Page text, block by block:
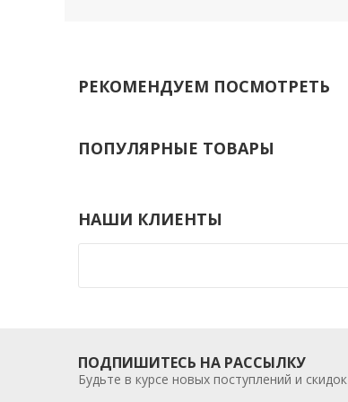
РЕКОМЕНДУЕМ ПОСМОТРЕТЬ
ПОПУЛЯРНЫЕ ТОВАРЫ
НАШИ КЛИЕНТЫ
ПОДПИШИТЕСЬ НА РАССЫЛКУ
Будьте в курсе новых поступлений и скидок